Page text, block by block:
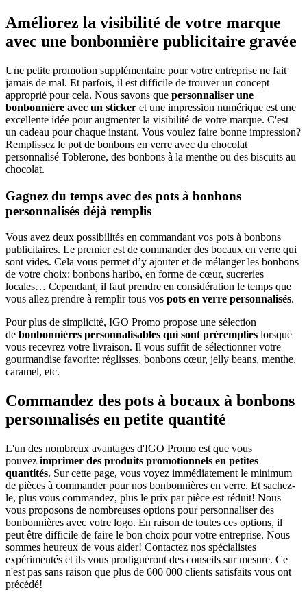
Améliorez la visibilité de votre marque
avec une bonbonnière publicitaire gravée
Une petite promotion supplémentaire pour votre entreprise ne fait
jamais de mal. Et parfois, il est difficile de trouver un concept
approprié pour cela. Nous savons que personnaliser une
bonbonnière avec un sticker et une impression numérique est une
excellente idée pour augmenter la visibilité de votre marque. C'est
un cadeau pour chaque instant. Vous voulez faire bonne impression?
Remplissez le pot de bonbons en verre avec du chocolat
personnalisé Toblerone, des bonbons à la menthe ou des biscuits au
chocolat.
Gagnez du temps avec des pots à bonbons
personnalisés déjà remplis
Vous avez deux possibilités en commandant vos pots à bonbons
publicitaires. Le premier est de commander des bocaux en verre qui
sont vides. Cela vous permet d’y ajouter et de mélanger les bonbons
de votre choix: bonbons haribo, en forme de cœur, sucreries
locales… Cependant, il faut prendre en considération le temps que
vous allez prendre à remplir tous vos pots en verre personnalisés.
Pour plus de simplicité, IGO Promo propose une sélection
de bonbonnières personnalisables qui sont préremplies lorsque
vous recevrez votre livraison. Il vous suffit de sélectionner votre
gourmandise favorite: réglisses, bonbons cœur, jelly beans, menthe,
caramel, etc.
Commandez des pots à bocaux à bonbons
personnalisés en petite quantité
L'un des nombreux avantages d'IGO Promo est que vous
pouvez imprimer des produits promotionnels en petites
quantités. Sur cette page, vous voyez immédiatement le minimum
de pièces à commander pour nos bonbonnières en verre. Et sachez-
le, plus vous commandez, plus le prix par pièce est réduit! Nous
vous proposons de nombreuses options pour personnaliser des
bonbonnières avec votre logo. En raison de toutes ces options, il
peut être difficile de faire le bon choix pour votre entreprise. Nous
sommes heureux de vous aider! Contactez nos spécialistes
expérimentés et ils vous prodigueront des conseils sur mesure. Ce
n'est pas sans raison que plus de 600 000 clients satisfaits vous ont
précédé!